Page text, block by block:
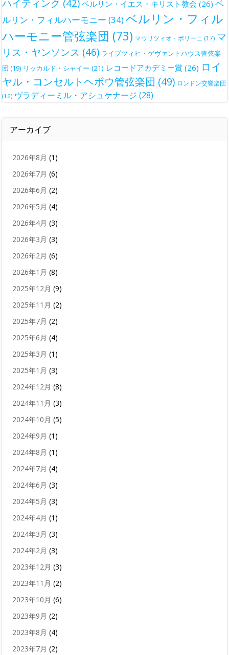
ハイティンク (42) ベルリン・イエス・キリスト教会 (26) ベ
ルリン・フィルハーモニー (34)ベルリン・フィル
ハーモニー管弦楽団 (73) マウリツィオ・ポリーニ (17) マ
リス・ヤンソンス (46) ライプツィヒ・ゲヴァントハウス管弦楽
団 (19) リッカルド・シャイー (21) レコードアカデミー賞 (26) ロイ
ヤル・コンセルトヘボウ管弦楽団 (49) ロンドン交響楽団
(16) ヴラディーミル・アシュケナージ (28)
アーカイブ
2026年8月 (1)
2026年7月 (6)
2026年6月 (2)
2026年5月 (4)
2026年4月 (3)
2026年3月 (3)
2026年2月 (6)
2026年1月 (8)
2025年12月 (9)
2025年11月 (2)
2025年7月 (2)
2025年6月 (4)
2025年3月 (1)
2025年1月 (3)
2024年12月 (8)
2024年11月 (3)
2024年10月 (5)
2024年9月 (1)
2024年8月 (1)
2024年7月 (4)
2024年6月 (3)
2024年5月 (3)
2024年4月 (1)
2024年3月 (3)
2024年2月 (3)
2023年12月 (3)
2023年11月 (2)
2023年10月 (6)
2023年9月 (2)
2023年8月 (4)
2023年7月 (2)